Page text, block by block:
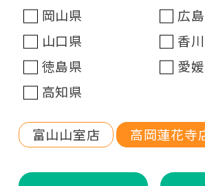
岡山県
広
山口県
香
徳島県
愛
高知県
富山山室店 高岡蓮花寺